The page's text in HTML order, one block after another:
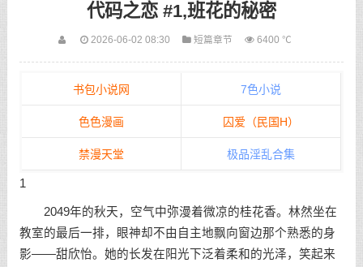
代码之恋 #1,班花的秘密
2026-06-02 08:30 短篇章节 6400 ℃
书包小说网 7色小说
色色漫画 囚爱（民国H）
禁漫天堂 极品淫乱合集
1
2049年的秋天，空气中弥漫着微凉的桂花香。林然坐在
教室的最后一排，眼神却不由自主地飘向窗边那个熟悉的身
影——甜欣怡。她的长发在阳光下泛着柔和的光泽，笑起来